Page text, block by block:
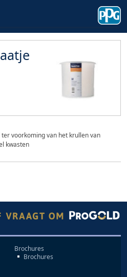
voorkoming van het krullen van
kwasten
Brochures
Brochures